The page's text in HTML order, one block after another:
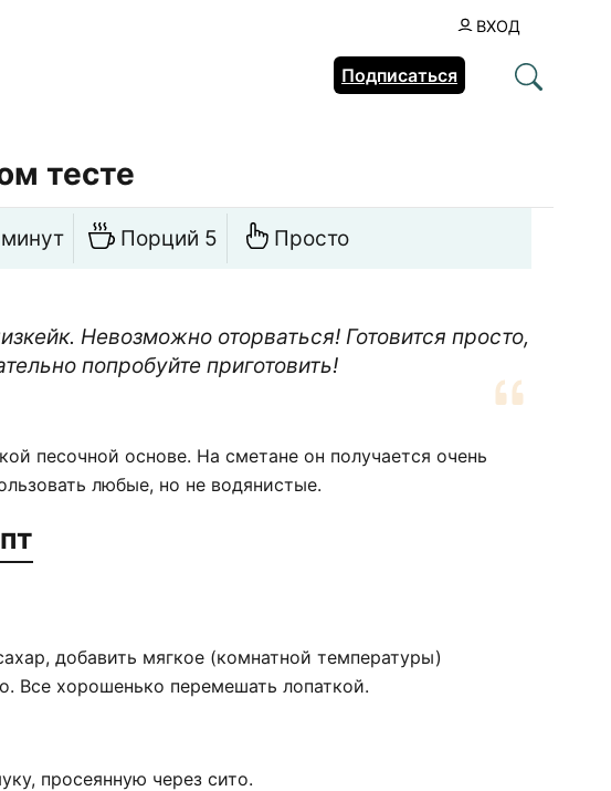
ВХОД
Подписаться
тесте
Порций 5 Просто
Невозможно оторваться! Готовится просто,
попробуйте приготовить!
песочной основе. На сметане он получается очень
любые, но не водянистые.
добавить мягкое (комнатной температуры)
Все хорошенько перемешать лопаткой.
просеянную через сито.